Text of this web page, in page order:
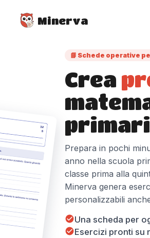
Minerva
📘 Schede operative
Crea
Prepara in pochi
anno nella scuola
classe prima alla
Minerva genera
personalizzabili
Una scheda per
Esercizi pronti su